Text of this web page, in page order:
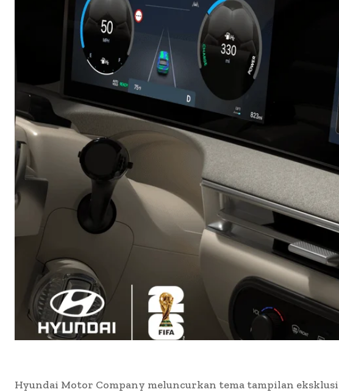
Hyundai Motor Company meluncurkan tema tampilan